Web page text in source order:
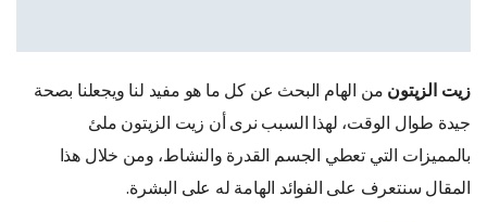
زيت الزيتون من الهام البحث عن كل ما هو مفيد لنا ويجعلنا بصحة
جيدة طوال الوقت، لهذا السبب نرى أن زيت الزيتون ملئ
بالمميزات التي تعطي الجسم القدرة والنشاط، ومن خلال هذا
المقال سنتعرف على الفوائد الهامة له على البشرة.